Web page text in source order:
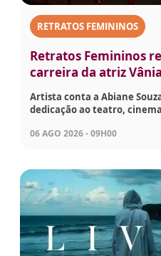
RETRATOS FEMININOS
Retratos Femininos
carreira da atriz
Artista conta a Abiane
dedicação ao teatro,
06 AGO 2026 - 09H00